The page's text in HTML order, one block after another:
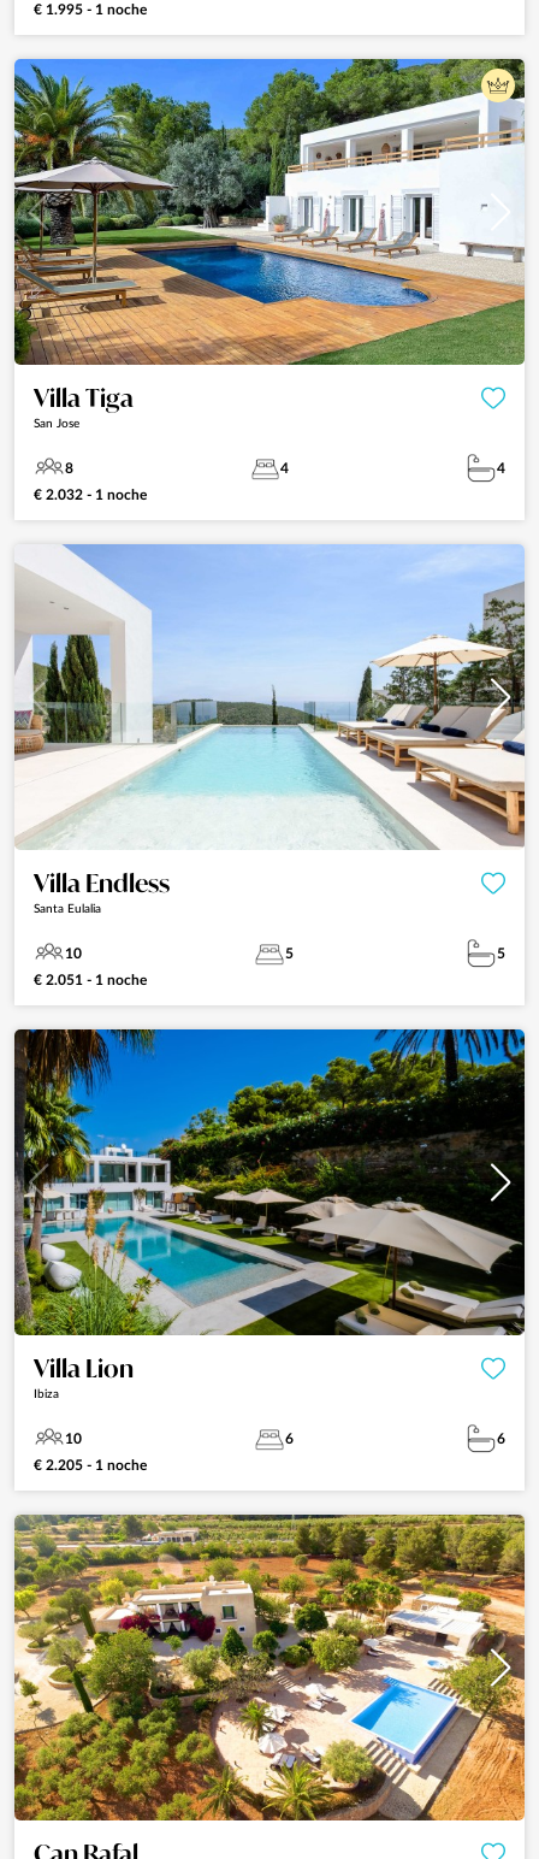
€ 1.995 - 1 noche
Villa Tiga
San Jose
8 4
4
€ 2.032 - 1 noche
Villa Endless
Santa Eulalia
10 5
5
€ 2.051 - 1 noche
Villa Lion
Ibiza
10 6
6
€ 2.205 - 1 noche